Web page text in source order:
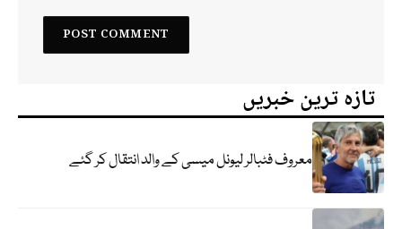
تازہ ترین خبریں
معروف فٹبالر لیونل میسی کے والد انتقال کر گئے